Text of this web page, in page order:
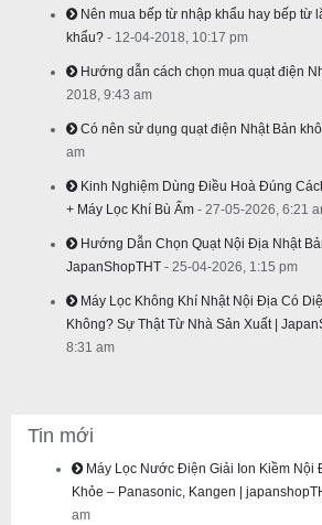
Nên mua bếp từ nhập khẩu hay bếp từ
khẩu? - 12-04-2018, 10:17 pm
Hướng dẫn cách chọn mua quạt điện
2018, 9:43 am
Có nên sử dụng quạt điện Nhật Bản
am
Kinh Nghiệm Dùng Điều Hoà Đúng
+ Máy Lọc Khí Bù Ẩm - 27-05-2026, 6:21
Hướng Dẫn Chọn Quạt Nội Địa Nhật
JapanShopTHT - 25-04-2026, 1:15 pm
Máy Lọc Không Khí Nhật Nội Địa Có
Không? Sự Thật Từ Nhà Sản Xuất |
8:31 am
Tin mới
Máy Lọc Nước Điện Giải Ion Kiềm Nội
Khỏe – Panasonic, Kangen |
am